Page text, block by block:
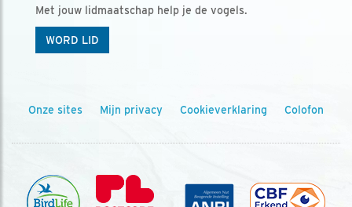
Met jouw lidmaatschap help je de vogels.
WORD LID
Onze sites Mijn privacy Cookieverklaring Colofon